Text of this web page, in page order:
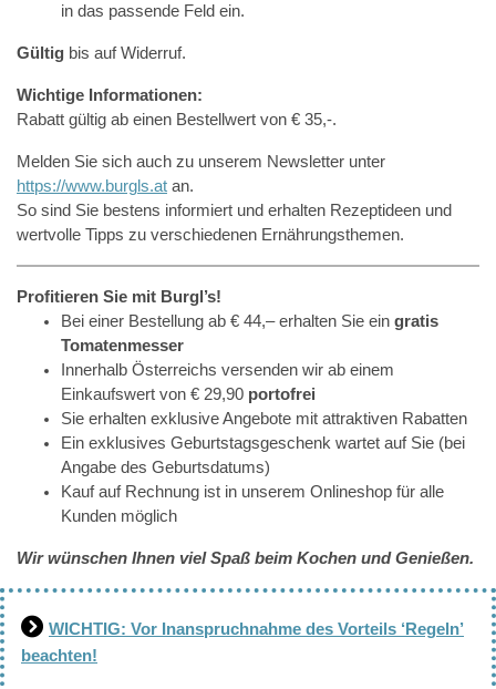
in das passende Feld ein.
Gültig bis auf Widerruf.
Wichtige Informationen:
Rabatt gültig ab einen Bestellwert von € 35,-.
Melden Sie sich auch zu unserem Newsletter unter
https://www.burgls.at an.
So sind Sie bestens informiert und erhalten Rezeptideen und
wertvolle Tipps zu verschiedenen Ernährungsthemen.
Profitieren Sie mit Burgl’s!
Bei einer Bestellung ab € 44,– erhalten Sie ein gratis
Tomatenmesser
Innerhalb Österreichs versenden wir ab einem
Einkaufswert von € 29,90 portofrei
Sie erhalten exklusive Angebote mit attraktiven Rabatten
Ein exklusives Geburtstagsgeschenk wartet auf Sie (bei
Angabe des Geburtsdatums)
Kauf auf Rechnung ist in unserem Onlineshop für alle
Kunden möglich
Wir wünschen Ihnen viel Spaß beim Kochen und Genießen.
WICHTIG: Vor Inanspruchnahme des Vorteils ‘Regeln’
beachten!